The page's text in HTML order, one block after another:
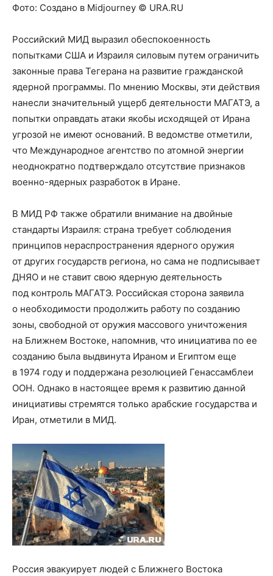
Фото: Создано в Midjourney © URA.RU
Российский МИД выразил обеспокоенность
попытками США и Израиля силовым путем ограничить
законные права Тегерана на развитие гражданской
ядерной программы. По мнению Москвы, эти действия
нанесли значительный ущерб деятельности МАГАТЭ, а
попытки оправдать атаки якобы исходящей от Ирана
угрозой не имеют оснований. В ведомстве отметили,
что Международное агентство по атомной энергии
неоднократно подтверждало отсутствие признаков
военно-ядерных разработок в Иране.
В МИД РФ также обратили внимание на двойные
стандарты Израиля: страна требует соблюдения
принципов нераспространения ядерного оружия
от других государств региона, но сама не подписывает
ДНЯО и не ставит свою ядерную деятельность
под контроль МАГАТЭ. Российская сторона заявила
о необходимости продолжить работу по созданию
зоны, свободной от оружия массового уничтожения
на Ближнем Востоке, напомнив, что инициатива по ее
созданию была выдвинута Ираном и Египтом еще
в 1974 году и поддержана резолюцией Генассамблеи
ООН. Однако в настоящее время к развитию данной
инициативы стремятся только арабские государства и
Иран, отметили в МИД.
Россия эвакуирует людей с Ближнего Востока